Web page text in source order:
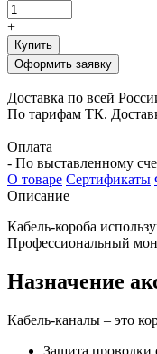
+
Купить
Оформить заявку
Доставка по всей
По тарифам ТК.
Оплата
- По выставленному
О товаре Сертификаты
Описание
Кабель-короба
Профессиональный
Назначение
Кабель-каналы – это
Защита проводки